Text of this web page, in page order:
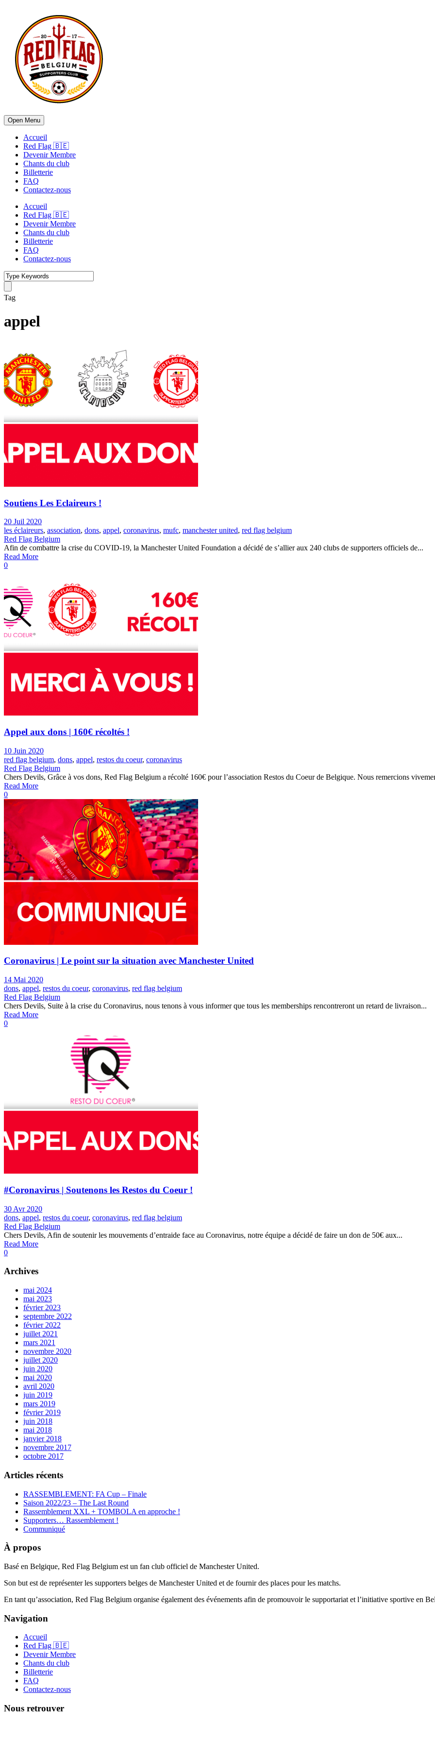
Open Menu
Accueil
Red Flag 🇧🇪
Devenir Membre
Chants du club
Billetterie
FAQ
Contactez-nous
Accueil
Red Flag 🇧🇪
Devenir Membre
Chants du club
Billetterie
FAQ
Contactez-nous
Tag
appel
Soutiens Les Eclaireurs !
20 Juil 2020
les éclaireurs, association, dons, appel, coronavirus, mufc, manchester united, red flag belgium
Red Flag Belgium
Afin de combattre la crise du COVID-19, la Manchester United Foundation a décidé de s’allier aux 240 clubs de supporters officiels de...
Read More
0
Appel aux dons | 160€ récoltés !
10 Juin 2020
red flag belgium, dons, appel, restos du coeur, coronavirus
Red Flag Belgium
Chers Devils, Grâce à vos dons, Red Flag Belgium a récolté 160€ pour l’association Restos du Coeur de Belgique. Nous remercions
Read More
0
Coronavirus | Le point sur la situation avec Manchester United
14 Mai 2020
dons, appel, restos du coeur, coronavirus, red flag belgium
Red Flag Belgium
Chers Devils, Suite à la crise du Coronavirus, nous tenons à vous informer que tous les memberships rencontreront un retard de livraison...
Read More
0
#Coronavirus | Soutenons les Restos du Coeur !
30 Avr 2020
dons, appel, restos du coeur, coronavirus, red flag belgium
Red Flag Belgium
Chers Devils, Afin de soutenir les mouvements d’entraide face au Coronavirus, notre équipe a décidé de faire un don de 50€ aux...
Read More
0
Archives
mai 2024
mai 2023
février 2023
septembre 2022
février 2022
juillet 2021
mars 2021
novembre 2020
juillet 2020
juin 2020
mai 2020
avril 2020
juin 2019
mars 2019
février 2019
juin 2018
mai 2018
janvier 2018
novembre 2017
octobre 2017
Articles récents
RASSEMBLEMENT: FA Cup – Finale
Saison 2022/23 – The Last Round
Rassemblement XXL + TOMBOLA en approche !
Supporters… Rassemblement !
Communiqué
À propos
Basé en Belgique, Red Flag Belgium est un fan club officiel de Manchester United.
Son but est de représenter les supporters belges de Manchester United et de fournir des places pour les matchs.
En tant qu’association, Red Flag Belgium organise également des événements afin de promouvoir le supportariat et l’initiative sportive en
Navigation
Accueil
Red Flag 🇧🇪
Devenir Membre
Chants du club
Billetterie
FAQ
Contactez-nous
Nous retrouver